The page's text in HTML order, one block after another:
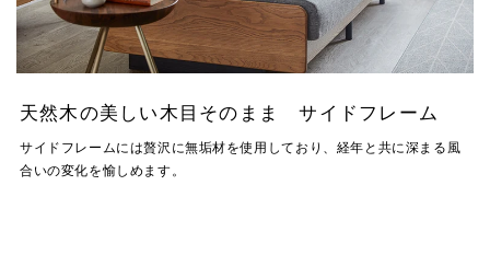
天然木の美しい木目そのまま サイドフレーム
サイドフレームには贅沢に無垢材を使用しており、経年と共に深まる風
合いの変化を愉しめます。